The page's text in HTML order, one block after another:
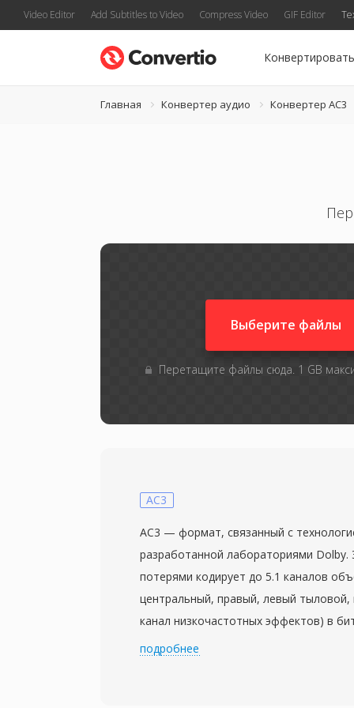
Video Editor Add Subtitles to Video Compress Video GIF Editor
Конвертировать
Главная Конвертер аудио Конвертер AC3
Выберите файлы
Перетащите файлы сюда. 1 GB
AC3
AC3 — формат, связанный с
разработанной лабораториями
потерями кодирует до 5.1 каналов
центральный, правый, левый
канал низкочастотных эффектов) в
типичным диапазоном от 192 до 640
подробнее